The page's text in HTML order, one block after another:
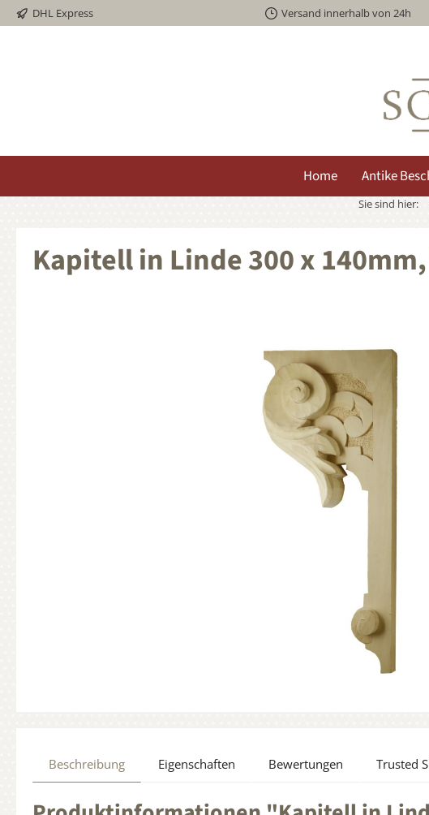
Zur Hauptnavigation springen
DHL Express Versand innerhalb von 24h
Home Antike
Sie sind hier:
Kapitell in Linde 300 x
Beschreibung Eigenschaften Bewertungen Trusted